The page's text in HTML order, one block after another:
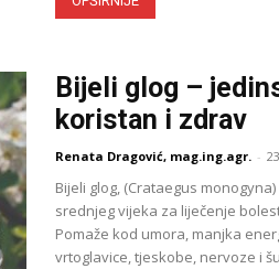
Bijeli glog –
koristan i zdrav
Renata Dragović, mag.ing.agr. -
Bijeli glog, (Crataegus
srednjeg vijeka za liječenje
Pomaže kod umora, manjka
vrtoglavice, tjeskobe, nervoze i